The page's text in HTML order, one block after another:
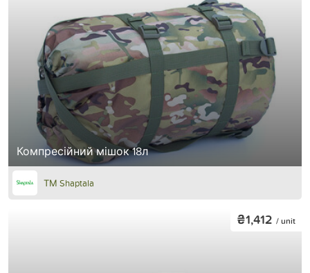
Компресійний мішок 18л
ТМ Shaptala
₴1,412 / unit